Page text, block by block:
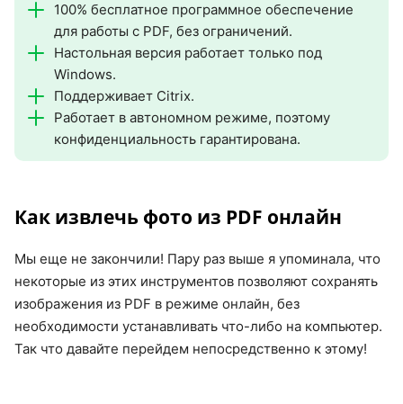
100% бесплатное программное обеспечение
для работы с PDF, без ограничений.
Настольная версия работает только под
Windows.
Поддерживает Citrix.
Работает в автономном режиме, поэтому
конфиденциальность гарантирована.
Как извлечь фото из PDF онлайн
Мы еще не закончили! Пару раз выше я упоминала, что
некоторые из этих инструментов позволяют сохранять
изображения из PDF в режиме онлайн, без
необходимости устанавливать что-либо на компьютер.
Так что давайте перейдем непосредственно к этому!